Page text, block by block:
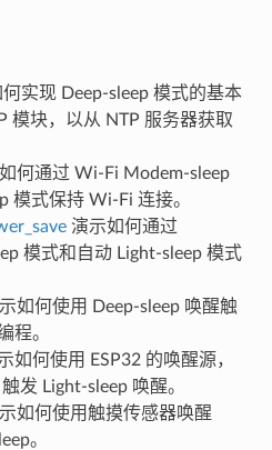
实现 Deep-sleep 模式的基本
模块，以从 NTP 服务器获取
何通过 Wi-Fi Modem-sleep
模式保持 Wi-Fi 连接。
演示如何通过
模式和自动 Light-sleep 模式
如何使用 Deep-sleep 唤醒触
程。
如何使用 ESP32 的唤醒源，
发 Light-sleep 唤醒。
如何使用触摸传感器唤醒
。